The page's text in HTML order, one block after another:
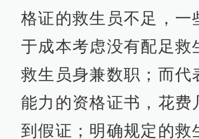
格证的救生员不足，一
于成本考虑没有配足救
救生员身兼数职；而代
能力的资格证书，花费
到假证；明确规定的救